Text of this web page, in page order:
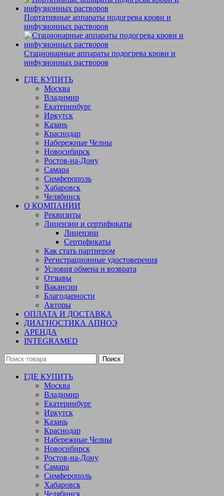
Портативные аппараты подогрева крови и
инфузионных растворов
Стационарные аппараты подогрева крови и
инфузионных растворов
ГДЕ КУПИТЬ
Москва
Владимир
Екатеринбург
Иркутск
Казань
Краснодар
Набережные Челны
Новосибирск
Ростов-на-Дону
Самара
Симферополь
Хабаровск
Челябинск
О КОМПАНИИ
Реквизиты
Лицензии и сертификаты
Лицензии
Сертификаты
Как стать партнером
Регистрационные удостоверения
Условия обмена и возврата
Отзывы
Вакансии
Благодарности
Авторы
ОПЛАТА И ДОСТАВКА
ДИАГНОСТИКА АПНОЭ
АРЕНДА
INTEGRAMED
Поиск
ГДЕ КУПИТЬ
Москва
Владимир
Екатеринбург
Иркутск
Казань
Краснодар
Набережные Челны
Новосибирск
Ростов-на-Дону
Самара
Симферополь
Хабаровск
Челябинск